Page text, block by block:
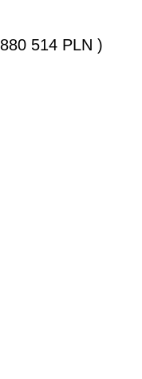
880 514 PLN )